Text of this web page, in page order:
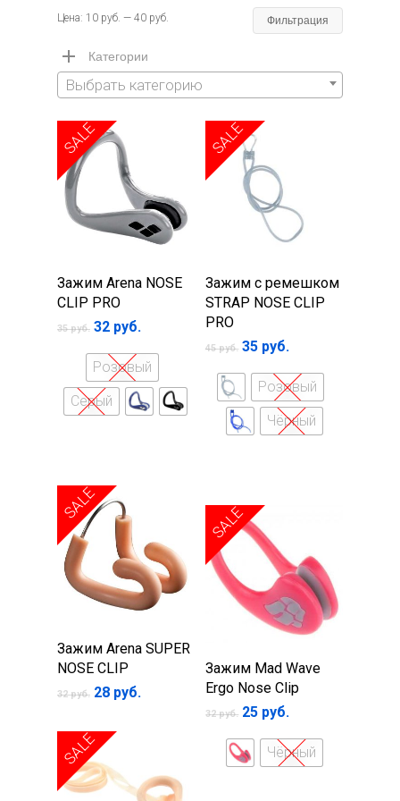
Фильтрация
Цена: 10 руб. — 40 руб.
Категории
Выбрать категорию
Выберите
параметры
SALE
Зажим Arena NOSE
CLIP PRO
35руб. 32 руб.
Розовый
Серый
параметры
SALE
Зажим с ремешком
STRAP NOSE CLIP
PRO
45руб. 35 руб.
Розовый
Чёрный
В
корзину
SALE
Зажим Arena SUPER
NOSE CLIP
32руб. Первоначальная
цена
32 руб..
28 руб.
Выберите
параметры
SALE
Зажим Mad Wave
Ergo Nose Clip
32руб. 25 руб.
Чёрный
SALE
Главная